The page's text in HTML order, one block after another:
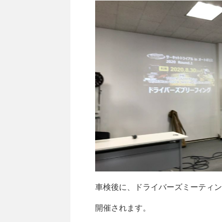
車検後に、ドライバーズミーティ
開催されます。